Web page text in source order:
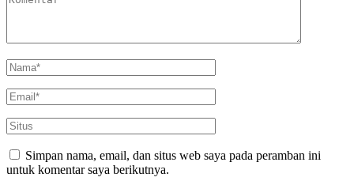
Simpan nama, email, dan situs web saya pada peramban ini
untuk komentar saya berikutnya.